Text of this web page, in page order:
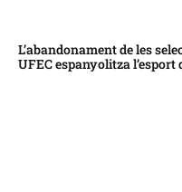
L’abandonament de les
UFEC espanyolitza l’esport